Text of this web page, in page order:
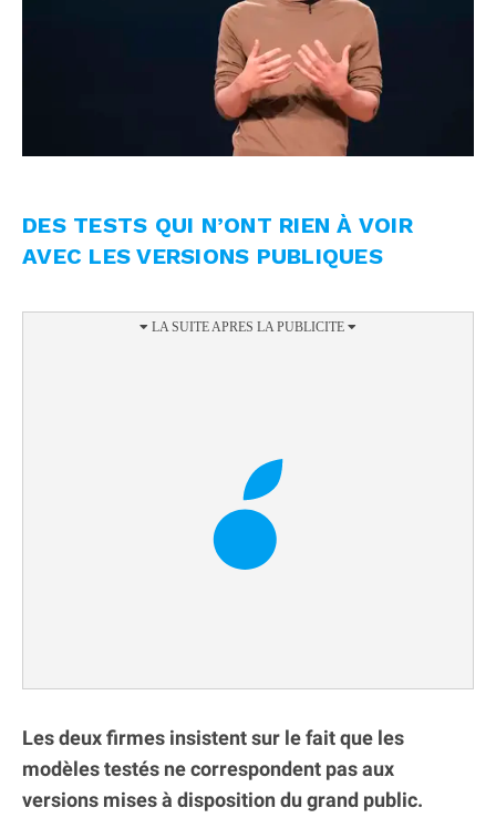
DES TESTS QUI N’ONT RIEN À VOIR
AVEC LES VERSIONS PUBLIQUES
Les deux firmes insistent sur le fait que les
modèles testés ne correspondent pas aux
versions mises à disposition du grand public.